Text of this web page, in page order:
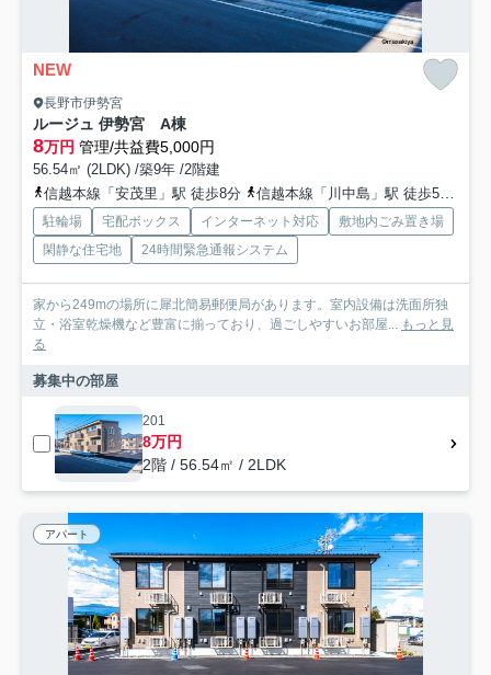
NEW
長野市伊勢宮
ルージュ 伊勢宮 A棟
8万円 管理/共益費5,000円
56.54㎡ (2LDK) /築9年 /2階建
信越本線「安茂里」駅 徒歩8分
信越本線「川中島」駅 徒歩54分
駐輪場 宅配ボックス インターネット対応
敷地内ごみ置き場
閑静な住宅地
24時間緊急通報システム
家から249mの場所に犀北簡易郵便局があります。室内設備は洗面所独
立・浴室乾燥機など豊富に揃っており、過ごしやすいお部屋... もっと見
る
募集中の部屋
201
8万円
2階 / 56.54㎡ / 2LDK
アパート